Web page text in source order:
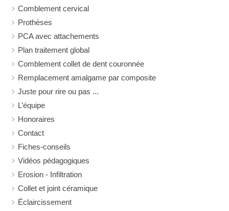
Comblement cervical
Prothèses
PCA avec attachements
Plan traitement global
Comblement collet de dent couronnée
Remplacement amalgame par composite
Juste pour rire ou pas ...
L’équipe
Honoraires
Contact
Fiches-conseils
Vidéos pédagogiques
Erosion - Infiltration
Collet et joint céramique
Éclaircissement